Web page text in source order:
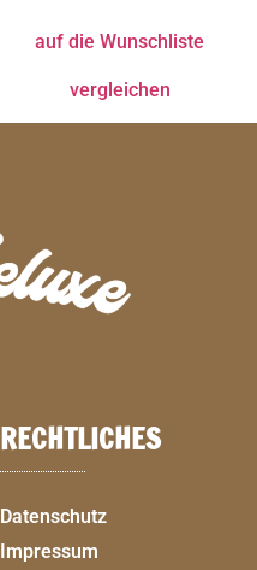
auf die Wunschliste
vergleichen
RECHTLICHES
Datenschutz
Impressum